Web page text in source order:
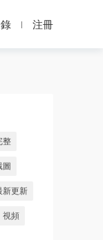
注冊
整
圖
新更新
視頻